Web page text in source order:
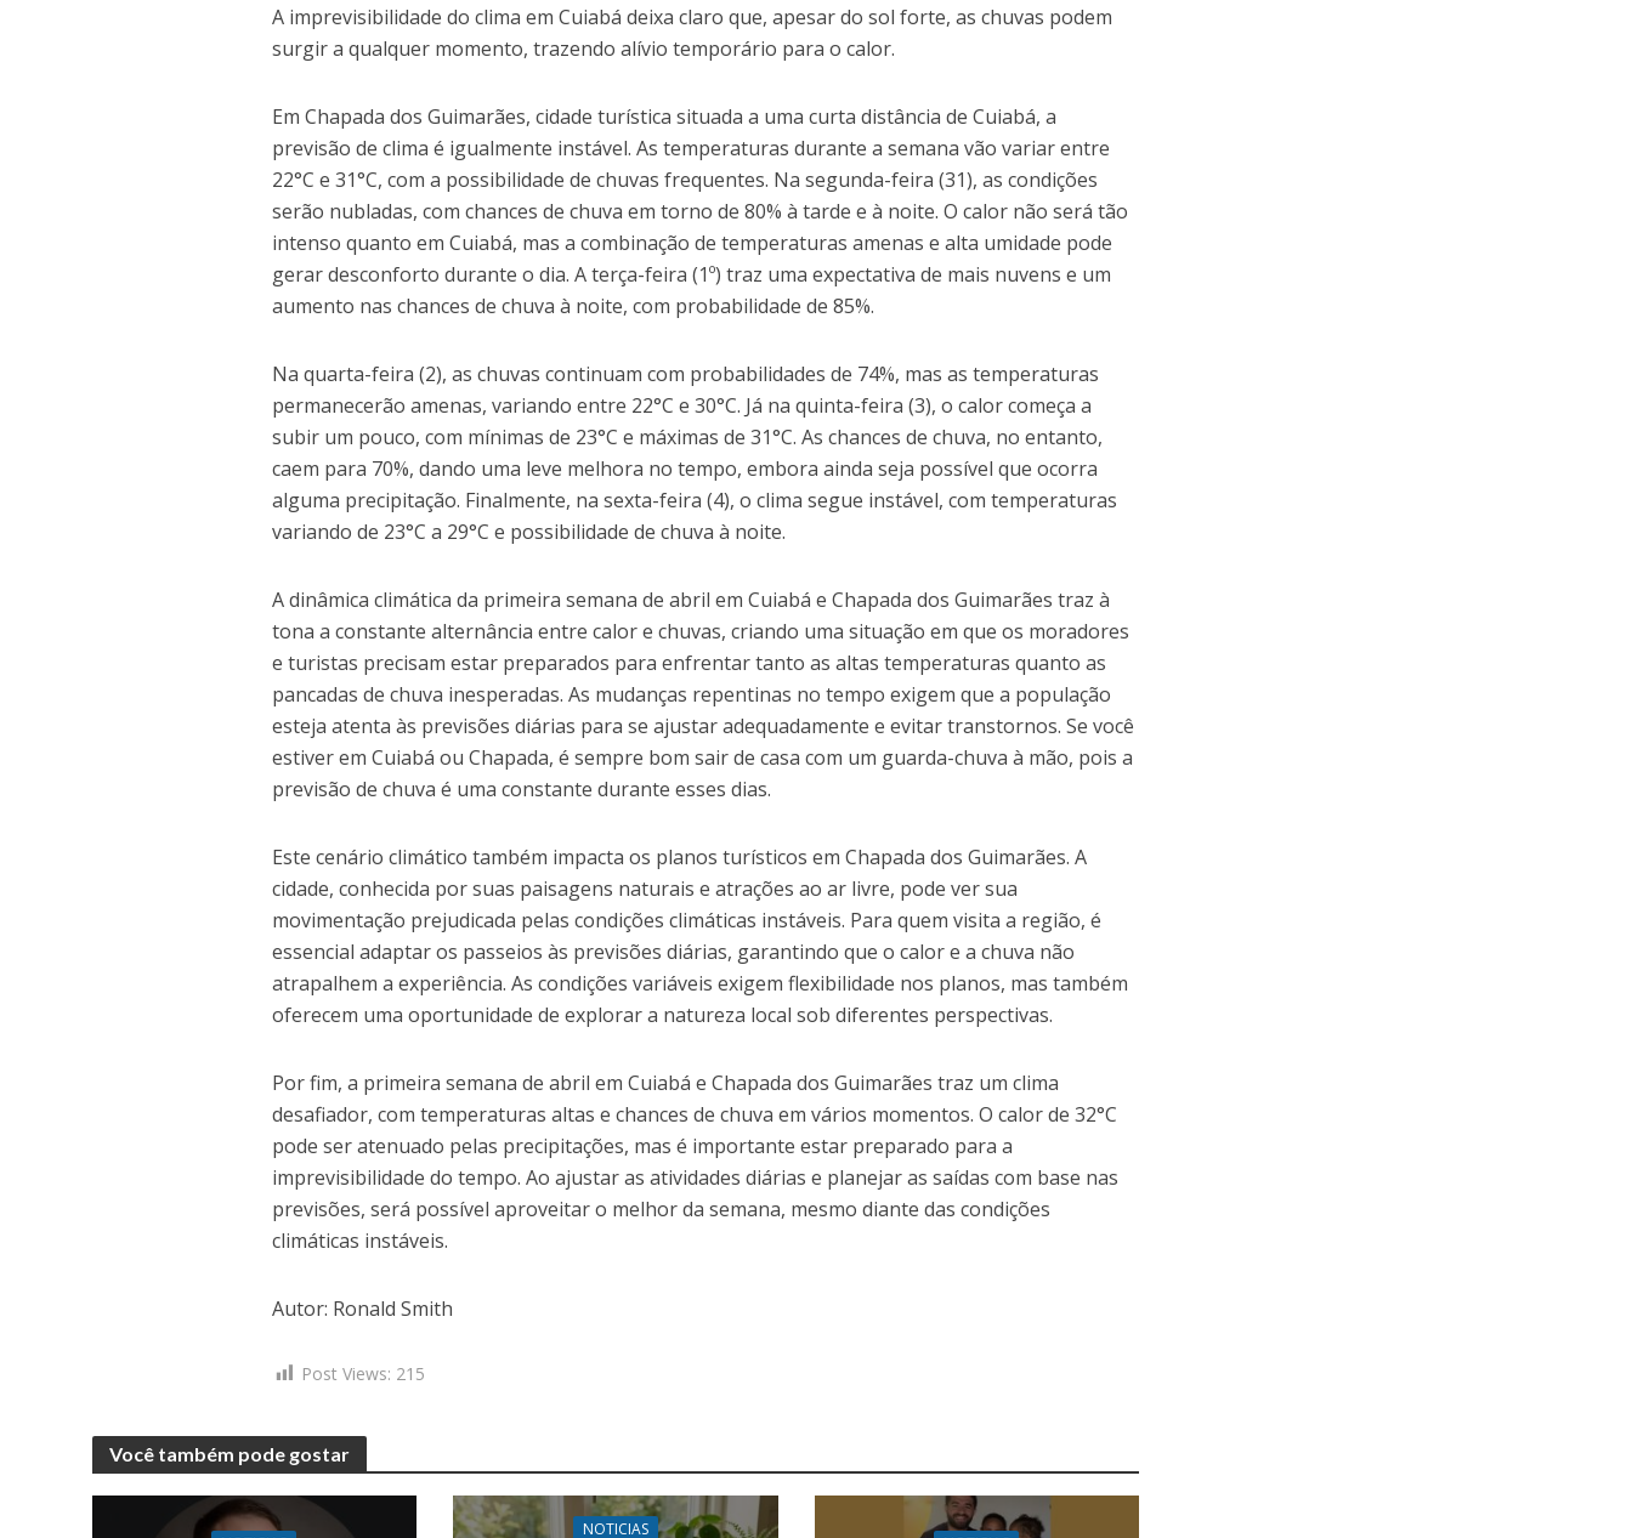
A imprevisibilidade do clima em Cuiabá deixa claro que, apesar do sol forte, as chuvas podem
surgir a qualquer momento, trazendo alívio temporário para o calor.
Em Chapada dos Guimarães, cidade turística situada a uma curta distância de Cuiabá, a
previsão de clima é igualmente instável. As temperaturas durante a semana vão variar entre
22°C e 31°C, com a possibilidade de chuvas frequentes. Na segunda-feira (31), as condições
serão nubladas, com chances de chuva em torno de 80% à tarde e à noite. O calor não será tão
intenso quanto em Cuiabá, mas a combinação de temperaturas amenas e alta umidade pode
gerar desconforto durante o dia. A terça-feira (1º) traz uma expectativa de mais nuvens e um
aumento nas chances de chuva à noite, com probabilidade de 85%.
Na quarta-feira (2), as chuvas continuam com probabilidades de 74%, mas as temperaturas
permanecerão amenas, variando entre 22°C e 30°C. Já na quinta-feira (3), o calor começa a
subir um pouco, com mínimas de 23°C e máximas de 31°C. As chances de chuva, no entanto,
caem para 70%, dando uma leve melhora no tempo, embora ainda seja possível que ocorra
alguma precipitação. Finalmente, na sexta-feira (4), o clima segue instável, com temperaturas
variando de 23°C a 29°C e possibilidade de chuva à noite.
A dinâmica climática da primeira semana de abril em Cuiabá e Chapada dos Guimarães traz à
tona a constante alternância entre calor e chuvas, criando uma situação em que os moradores
e turistas precisam estar preparados para enfrentar tanto as altas temperaturas quanto as
pancadas de chuva inesperadas. As mudanças repentinas no tempo exigem que a população
esteja atenta às previsões diárias para se ajustar adequadamente e evitar transtornos. Se você
estiver em Cuiabá ou Chapada, é sempre bom sair de casa com um guarda-chuva à mão, pois a
previsão de chuva é uma constante durante esses dias.
Este cenário climático também impacta os planos turísticos em Chapada dos Guimarães. A
cidade, conhecida por suas paisagens naturais e atrações ao ar livre, pode ver sua
movimentação prejudicada pelas condições climáticas instáveis. Para quem visita a região, é
essencial adaptar os passeios às previsões diárias, garantindo que o calor e a chuva não
atrapalhem a experiência. As condições variáveis exigem flexibilidade nos planos, mas também
oferecem uma oportunidade de explorar a natureza local sob diferentes perspectivas.
Por fim, a primeira semana de abril em Cuiabá e Chapada dos Guimarães traz um clima
desafiador, com temperaturas altas e chances de chuva em vários momentos. O calor de 32°C
pode ser atenuado pelas precipitações, mas é importante estar preparado para a
imprevisibilidade do tempo. Ao ajustar as atividades diárias e planejar as saídas com base nas
previsões, será possível aproveitar o melhor da semana, mesmo diante das condições
climáticas instáveis.
Autor: Ronald Smith
Post Views: 215
Você também pode gostar
NOTICIAS